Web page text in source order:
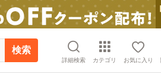
検索
詳細検索 カテゴリ お気に入り